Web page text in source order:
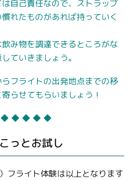
自己責任なので、ストラップ
れたものがあれば持っていく
み物を調達できるところがな
ていきましょう。
フライトの出発地点までの移
らせてもらいましょう！
◆ ◆ ◆ ◆ ◆
っとお試し
フライト体験は以上となります